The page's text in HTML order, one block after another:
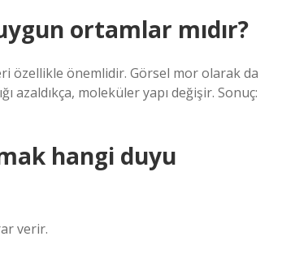
ortamlar mıdır?
özellikle önemlidir. Görsel mor olarak da
azaldıkça, moleküler yapı değişir. Sonuç:
hangi duyu
verir.